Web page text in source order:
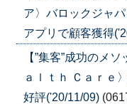
ア〉バロックジャ
アプリで顧客獲得
【”集客”成功のメ
ａｌｔｈ Ｃａｒｅ
好評('20/11/09)